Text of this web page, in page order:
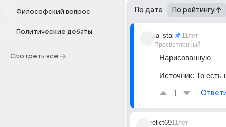
Философский вопрос
Политические дебаты
Смотреть все
По дате По рейтингу
ia_stal
Просветленный
11лет
Нарисованную
Источник: То есть
1
relict6911лет